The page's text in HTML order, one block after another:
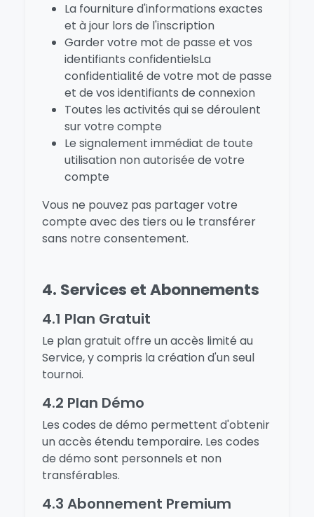
La fourniture d'informations exactes
et à jour lors de l'inscription
Garder votre mot de passe et vos
identifiants confidentielsLa
confidentialité de votre mot de passe
et de vos identifiants de connexion
Toutes les activités qui se déroulent
sur votre compte
Le signalement immédiat de toute
utilisation non autorisée de votre
compte
Vous ne pouvez pas partager votre
compte avec des tiers ou le transférer
sans notre consentement.
4. Services et Abonnements
4.1 Plan Gratuit
Le plan gratuit offre un accès limité au
Service, y compris la création d'un seul
tournoi.
4.2 Plan Démo
Les codes de démo permettent d'obtenir
un accès étendu temporaire. Les codes
de démo sont personnels et non
transférables.
4.3 Abonnement Premium